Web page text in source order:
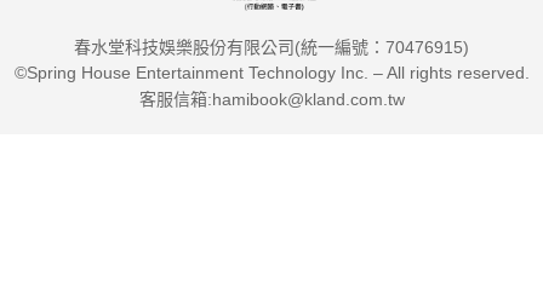
春水堂科技娛樂股份有限公司(統一編號：70476915)
©Spring House Entertainment Technology Inc. – All rights reserved.
客服信箱:hamibook@kland.com.tw